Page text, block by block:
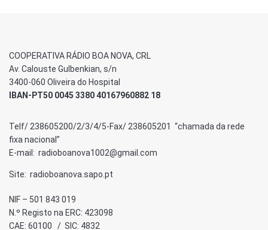
COOPERATIVA RÁDIO BOA NOVA, CRL
Av. Calouste Gulbenkian, s/n
3400-060 Oliveira do Hospital
IBAN-PT50 0045 3380 40167960882 18
Telf/ 238605200/2/3/4/5-Fax/ 238605201 “chamada da rede
fixa nacional”
E-mail: radioboanova1002@gmail.com
Site: radioboanova.sapo.pt
NIF – 501 843 019
N.º Registo na ERC: 423098
CAE: 60100 / SIC: 4832